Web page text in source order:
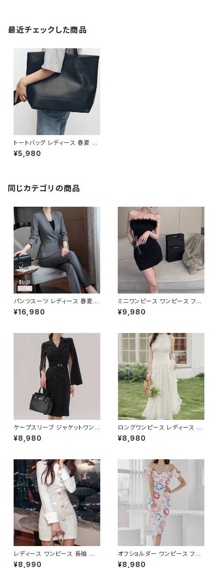
最近チェックした商品
トートバッグ レディース 春夏 秋
冬 春 夏 秋 冬 黒 キャンバス 大
きめ かばん おしゃれ トートバッ
かけ バック ママ バッグ 無地 ブ
ラック デート 通勤バッグ 合宿
校バッグ 大学生 高校生 中学生
女の子 女性用 オフィスカジュア
ル オフィス カジュアル OL 上品
大人 10代 20代 30代 40代 K-
B0126
¥5,980
同じカテゴリの商品
パンツスーツ レディース 春夏
秋冬 春 夏 秋 冬 黒 紺 スーツ
上下セット 2点セット ジャケット
ビジネススーツ ロング パンツス
ーツ ロングパンツ ペプラム ノー
カラースーツ ペプラムジャケット
レディーススーツ 大きいサイズ
オフィス OL オフィスカジュアル
ビジネス 結婚式 パーティー お
呼ばれ ブラック ネイビー グレ
ー S M L XL 2XL 3XL 4XL 5
XL 10代 20代 30代 40代 C-
WAW1079
¥16,980
ミニワンピース ワンピース フェ
ザーデザイン タイトワンピース
チューブトップ レディース 春夏
ワンピドレス OL エレガント フ
ォーマル ブラック ボルドー ホワ
イト 大きいサイズ きれいめ ドレ
スワンピース お呼ばれ 韓国 フ
ァッション オフィスカジュアル 韓
国風 キャバドレス ナイトドレス
ナイトワンピ カジュアル 10代 2
0代 30代 40代 C-OSS0127
¥9,980
ケープスリーブ ジャケットワンピ
ース ベルト付き ワンピース レデ
ィース 長袖 襟付き タイト スー
ート 二次会 結婚式 春 夏 秋 冬
お呼ばれ ブラック ベージュ お
しゃれ 高見え 20代 30代 40代
フォーマル 体型カバー 人気 トレ
ンド C-OSS0136
¥8,980
ロングワンピース レディース シ
フォン フリル ハイネック ノース
リーブ フレア Aライン エレガン
秋 冬 お呼ばれ デート 食事会
フォーマル リゾート パーティー
人気 大人可愛い ホワイト C-O
¥8,980
レディース ワンピース 長袖 シャ
ツワンピース ツイード切替 ミニ
¥8,990
オフショルダー ワンピース フラ
ワー柄 タイトワンピース ドレス
¥8,980